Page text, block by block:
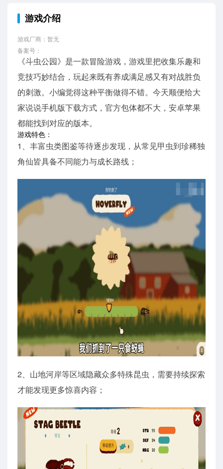
游戏介绍
游戏厂商：暂无
备案号：
《斗虫公园》是一款冒险游戏，游戏里把收集乐趣和
竞技巧妙结合，玩起来既有养成满足感又有对战胜负
的刺激。小编觉得这种平衡做得不错。今天顺便给大
家说说手机版下载方式，官方包体都不大，安卓苹果
都能找到对应的版本。
游戏特色：
1、丰富虫类图鉴等待逐步发现，从常见甲虫到珍稀独
角仙皆具备不同能力与成长路线；
2、山地河岸等区域隐藏众多特殊昆虫，需要持续探索
才能发现更多惊喜内容；